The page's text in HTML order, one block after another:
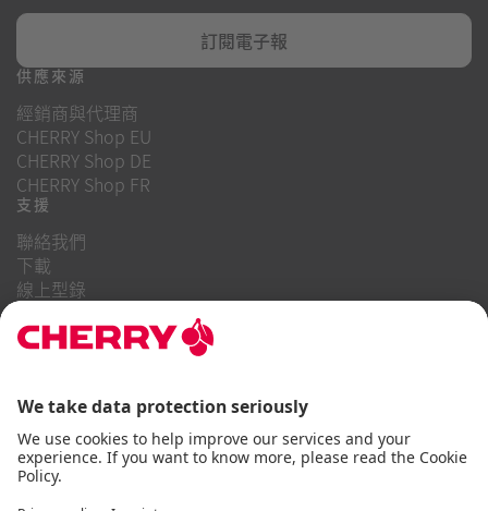
訂閱電子報
供應來源
經銷商與代理商
CHERRY Shop EU
CHERRY Shop DE
CHERRY Shop FR
支援
聯絡我們
下載
線上型錄
關於我們
舉報系統
商業行為守則